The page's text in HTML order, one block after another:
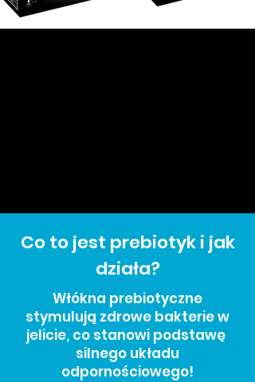
Co to jest prebiotyk i jak
działa?
Włókna prebiotyczne
stymulują zdrowe bakterie w
jelicie, co stanowi podstawę
silnego układu
odpornościowego!